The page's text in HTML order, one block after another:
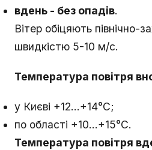
вдень - без опадів.
Вітер обіцяють північно-
швидкістю 5-10 м/с.
Температура повітря
у Києві +12...+14°С;
по області +10...+15°С.
Температура повітря